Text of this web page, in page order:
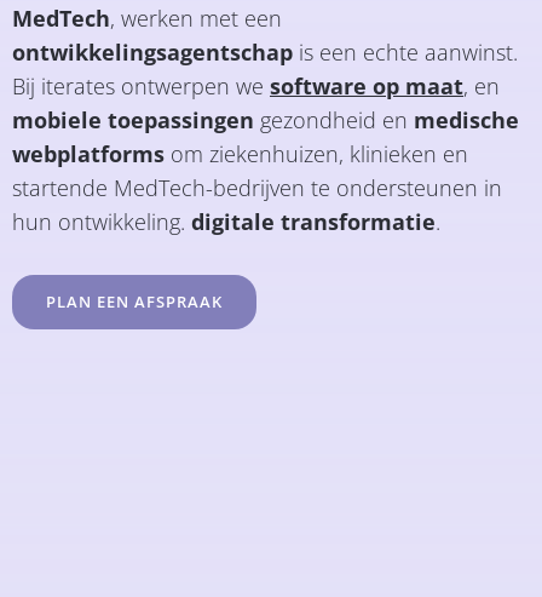
MedTech, werken met een
ontwikkelingsagentschap is een echte aanwinst.
Bij iterates ontwerpen we software op maat, en
mobiele toepassingen gezondheid en medische
webplatforms om ziekenhuizen, klinieken en
startende MedTech-bedrijven te ondersteunen in
hun ontwikkeling. digitale transformatie.
PLAN EEN AFSPRAAK